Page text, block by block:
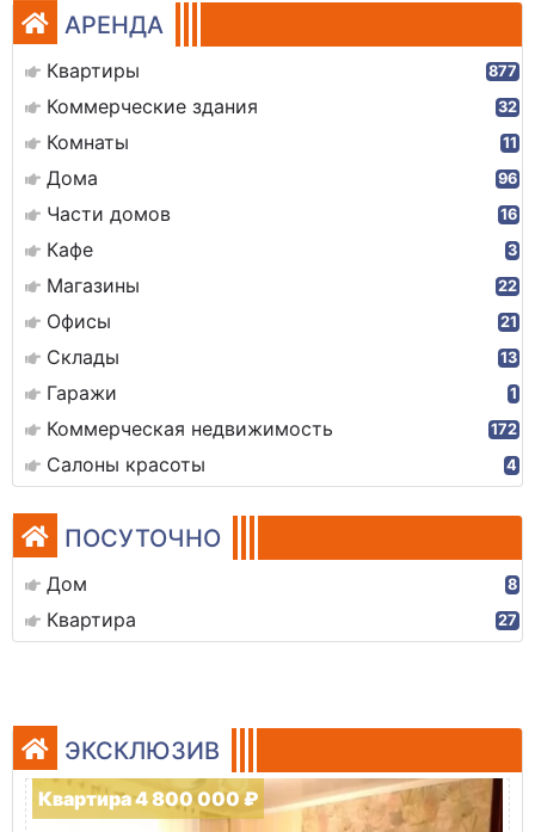
АРЕНДА
Квартиры 877
Коммерческие здания 32
Комнаты 11
Дома 96
Части домов 16
Кафе 3
Магазины 22
Офисы 21
Склады 13
Гаражи 1
Коммерческая недвижимость 172
Салоны красоты 4
ПОСУТОЧНО
Дом 8
Квартира 27
ЭКСКЛЮЗИВ
Квартира 4 800 000 ₽